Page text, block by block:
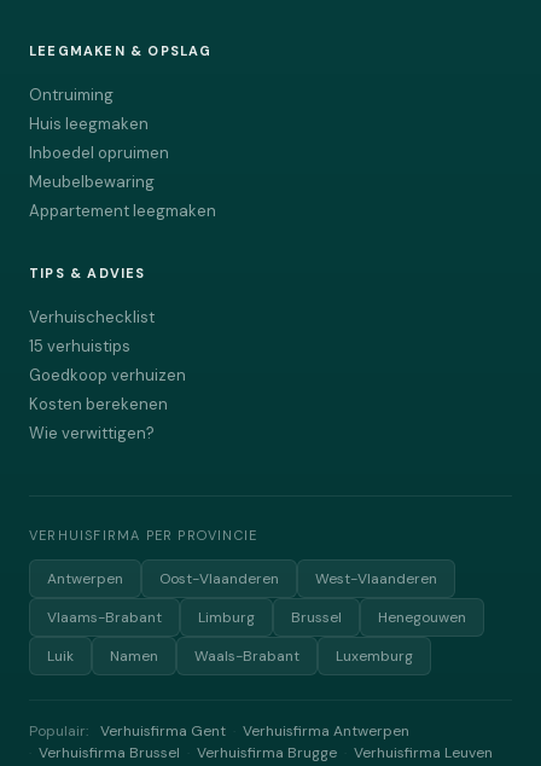
LEEGMAKEN & OPSLAG
Ontruiming
Huis leegmaken
Inboedel opruimen
Meubelbewaring
Appartement leegmaken
TIPS & ADVIES
Verhuischecklist
15 verhuistips
Goedkoop verhuizen
Kosten berekenen
Wie verwittigen?
VERHUISFIRMA PER PROVINCIE
Antwerpen Oost-Vlaanderen
West-Vlaanderen
Vlaams-Brabant
Limburg Brussel
Henegouwen
Luik
Namen Waals-Brabant Luxemburg
Populair: Verhuisfirma Gent Verhuisfirma Antwerpen
Verhuisfirma Brussel Verhuisfirma Brugge
Verhuisfirma Leuven